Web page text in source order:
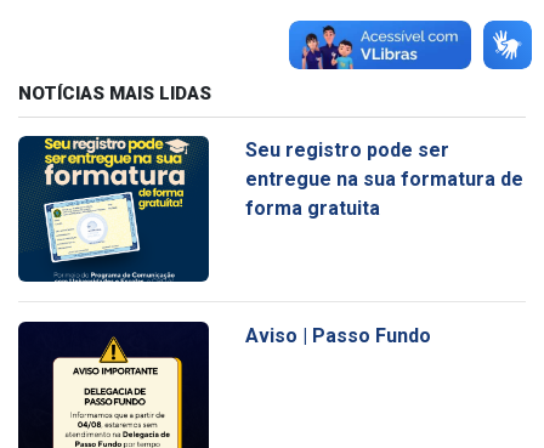
NOTÍCIAS MAIS LIDAS
Seu registro pode ser
entregue na sua formatura de
forma gratuita
Aviso | Passo Fundo